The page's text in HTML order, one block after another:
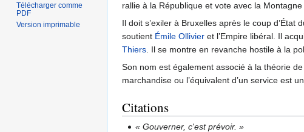
rallie à la République et vote avec la
Il doit s’exiler à Bruxelles après le coup d’État
soutient Émile Ollivier et l’Empire libéral. Il
Thiers. Il se montre en revanche hostile à la
Son nom est également associé à la théorie de
marchandise ou l’équivalent d’un service est
Citations
« Gouverner, c'est prévoir. »
Télécharger comme
PDF
Version imprimable